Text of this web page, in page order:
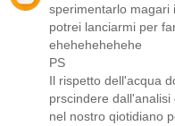
sperimentarlo magari
potrei lanciarmi per
ehehehehehehe
PS
Il rispetto dell'acqua
prscindere
nel nostro qiotidiano